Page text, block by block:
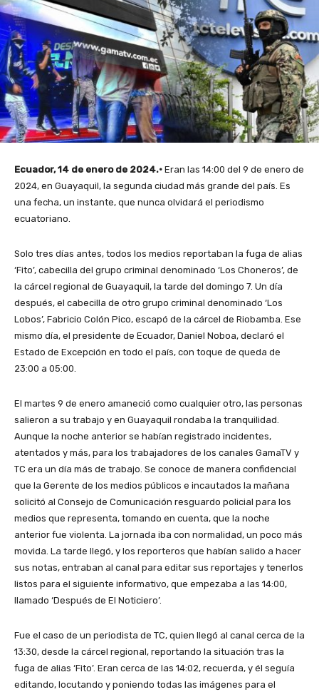
Ecuador, 14 de enero de 2024.· Eran las 14:00 del 9 de enero de
2024, en Guayaquil, la segunda ciudad más grande del país. Es
una fecha, un instante, que nunca olvidará el periodismo
ecuatoriano.
Solo tres días antes, todos los medios reportaban la fuga de alias
‘Fito’, cabecilla del grupo criminal denominado ‘Los Choneros’, de
la cárcel regional de Guayaquil, la tarde del domingo 7. Un día
después, el cabecilla de otro grupo criminal denominado ‘Los
Lobos’, Fabricio Colón Pico, escapó de la cárcel de Riobamba. Ese
mismo día, el presidente de Ecuador, Daniel Noboa, declaró el
Estado de Excepción en todo el país, con toque de queda de
23:00 a 05:00.
El martes 9 de enero amaneció como cualquier otro, las personas
salieron a su trabajo y en Guayaquil rondaba la tranquilidad.
Aunque la noche anterior se habían registrado incidentes,
atentados y más, para los trabajadores de los canales GamaTV y
TC era un día más de trabajo. Se conoce de manera confidencial
que la Gerente de los medios públicos e incautados la mañana
solicitó al Consejo de Comunicación resguardo policial para los
medios que representa, tomando en cuenta, que la noche
anterior fue violenta. La jornada iba con normalidad, un poco más
movida. La tarde llegó, y los reporteros que habían salido a hacer
sus notas, entraban al canal para editar sus reportajes y tenerlos
listos para el siguiente informativo, que empezaba a las 14:00,
llamado ‘Después de El Noticiero’.
Fue el caso de un periodista de TC, quien llegó al canal cerca de la
13:30, desde la cárcel regional, reportando la situación tras la
fuga de alias ‘Fito’. Eran cerca de las 14:02, recuerda, y él seguía
editando, locutando y poniendo todas las imágenes para el